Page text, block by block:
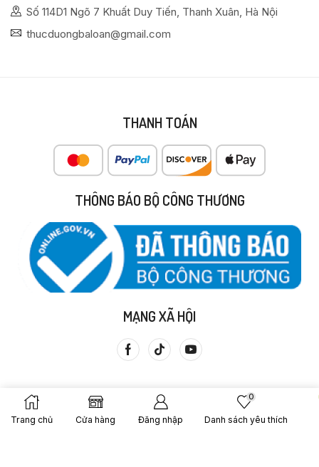
Trang chủ Cửa hàng Đăng nhập
0
Danh sách yêu thích
Số 114D1 Ngõ 7 Khuất Duy Tiến, Thanh Xuân, Hà Nội
thucduongbaloan@gmail.com
THANH TOÁN
THÔNG BÁO BỘ CÔNG THƯƠNG
MẠNG XÃ HỘI
Copyright © 2013 Cửa Hàng Thực Dưỡng Bà Loan. Được Tạo